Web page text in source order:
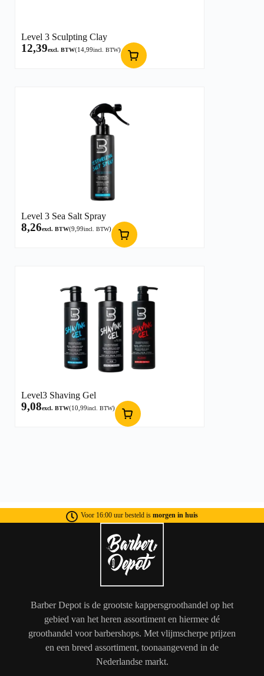
Level 3 Sculpting Clay
12,39excl. BTW(14,99incl. BTW)
Level 3 Sea Salt Spray
8,26excl. BTW(9,99incl. BTW)
Level3 Shaving Gel
9,08excl. BTW(10,99incl. BTW)
Voor 16:00 uur besteld is morgen in huis
Barber Depot is de grootste kappersgroothandel op het
gebied van het heren assortiment en hiermee dé
groothandel voor barbershops. Met vlijmscherpe prijzen
en een breed assortiment, toonaangevend in de
Nederlandse markt.